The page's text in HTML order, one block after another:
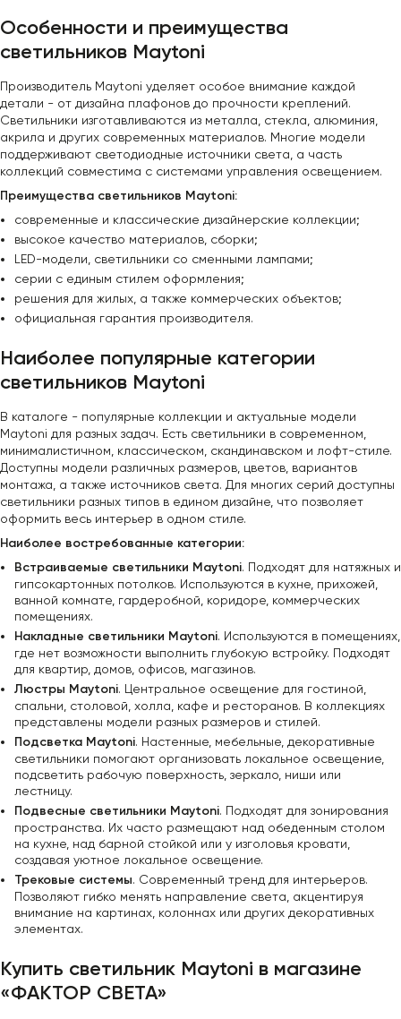
Особенности и преимущества
светильников Maytoni
Производитель Maytoni уделяет особое внимание каждой
детали - от дизайна плафонов до прочности креплений.
Светильники изготавливаются из металла, стекла, алюминия,
акрила и других современных материалов. Многие модели
поддерживают светодиодные источники света, а часть
коллекций совместима с системами управления освещением.
Преимущества светильников Maytoni:
современные и классические дизайнерские коллекции;
высокое качество материалов, сборки;
LED-модели, светильники со сменными лампами;
серии с единым стилем оформления;
решения для жилых, а также коммерческих объектов;
официальная гарантия производителя.
Наиболее популярные категории
светильников Maytoni
В каталоге - популярные коллекции и актуальные модели
Maytoni для разных задач. Есть светильники в современном,
минималистичном, классическом, скандинавском и лофт-стиле.
Доступны модели различных размеров, цветов, вариантов
монтажа, а также источников света. Для многих серий доступны
светильники разных типов в едином дизайне, что позволяет
оформить весь интерьер в одном стиле.
Наиболее востребованные категории:
Встраиваемые светильники Maytoni. Подходят для натяжных и
гипсокартонных потолков. Используются в кухне, прихожей,
ванной комнате, гардеробной, коридоре, коммерческих
помещениях.
Накладные светильники Maytoni. Используются в помещениях,
где нет возможности выполнить глубокую встройку. Подходят
для квартир, домов, офисов, магазинов.
Люстры Maytoni. Центральное освещение для гостиной,
спальни, столовой, холла, кафе и ресторанов. В коллекциях
представлены модели разных размеров и стилей.
Подсветка Maytoni. Настенные, мебельные, декоративные
светильники помогают организовать локальное освещение,
подсветить рабочую поверхность, зеркало, ниши или
лестницу.
Подвесные светильники Maytoni. Подходят для зонирования
пространства. Их часто размещают над обеденным столом
на кухне, над барной стойкой или у изголовья кровати,
создавая уютное локальное освещение.
Трековые системы. Современный тренд для интерьеров.
Позволяют гибко менять направление света, акцентируя
внимание на картинах, колоннах или других декоративных
элементах.
Купить светильник Maytoni в магазине
«ФАКТОР СВЕТА»